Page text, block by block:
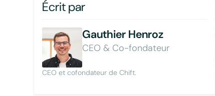
Écrit par
Gauthier Henroz
CEO & Co-fondateur
CEO et cofondateur de Chift.